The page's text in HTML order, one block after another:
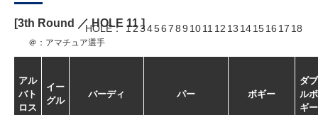
[3th Round ／ HOLE 11]
HOLE 123456789 1011 12 13 141516 17 18
＠：アマチュア選手
アル
バト
ロス
イー
グル
バーディ パー ボギー
ダブ
ルボ
ギー